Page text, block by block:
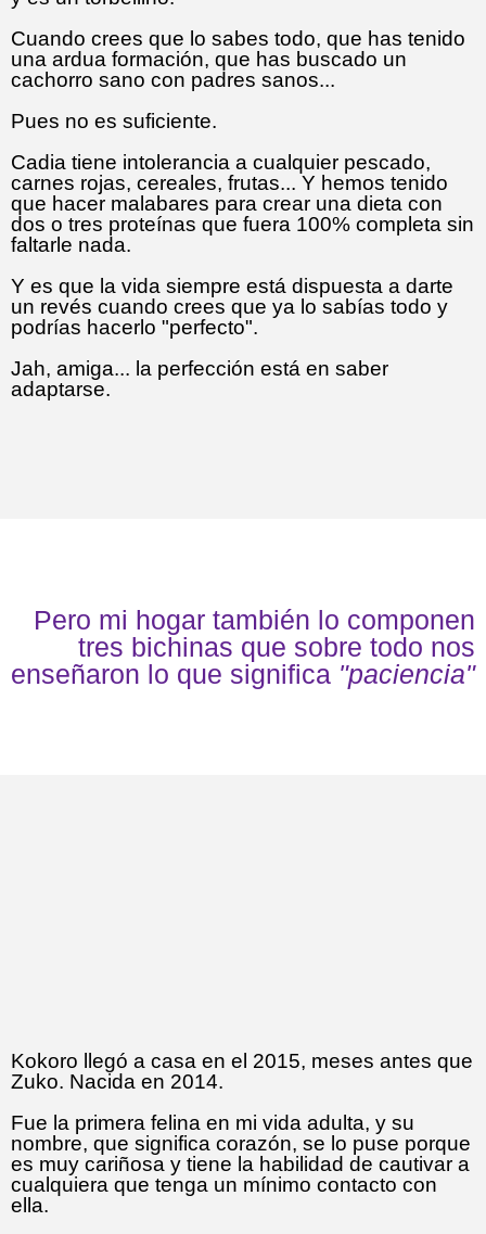
Cuando crees que lo sabes todo, que has tenido
una ardua formación, que has buscado un
cachorro sano con padres sanos...
Pues no es suficiente.
Cadia tiene intolerancia a cualquier pescado,
carnes rojas, cereales, frutas... Y hemos tenido
que hacer malabares para crear una dieta con
dos o tres proteínas que fuera 100% completa sin
faltarle nada.
Y es que la vida siempre está dispuesta a darte
un revés cuando crees que ya lo sabías todo y
podrías hacerlo "perfecto".
Jah, amiga... la perfección está en saber
adaptarse.
Pero mi hogar también lo componen
tres bichinas que sobre todo nos
enseñaron lo que significa "paciencia"
Kokoro llegó a casa en el 2015, meses antes que
Zuko. Nacida en 2014.
Fue la primera felina en mi vida adulta, y su
nombre, que significa corazón, se lo puse porque
es muy cariñosa y tiene la habilidad de cautivar a
cualquiera que tenga un mínimo contacto con
ella.